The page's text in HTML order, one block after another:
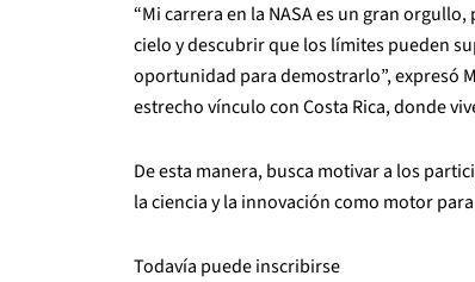
“Mi carrera en la NASA es un gran
cielo y descubrir que los límites pueden
oportunidad para demostrarlo”, expresó
estrecho vínculo con Costa Rica, donde
De esta manera, busca motivar a los
la ciencia y la innovación como motor
Todavía puede inscribirse